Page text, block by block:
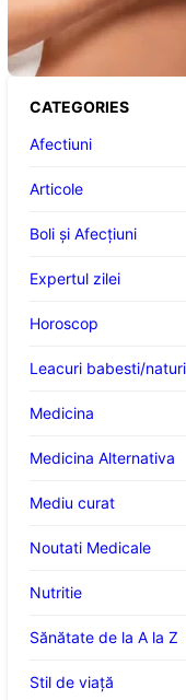
CATEGORIES
Afectiuni
Articole
Boli și Afecțiuni
Expertul zilei
Horoscop
Leacuri babesti/
Medicina
Medicina Alternativa
Mediu curat
Noutati Medicale
Nutritie
Sănătate de la A la Z
Stil de viaţă